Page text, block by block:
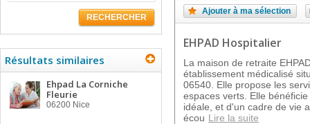
RECHERCHER
Résultats similaires
Ehpad La Corniche
Fleurie
06200 Nice
Ajouter à ma sélection
EHPAD Hospitalier
La maison de retraite
établissement médicalisé
06540. Elle propose les
espaces verts. Elle
idéale, et d'un cadre de vie
écou Lire la suite